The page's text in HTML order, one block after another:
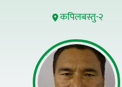
कपिलबस्तु-२